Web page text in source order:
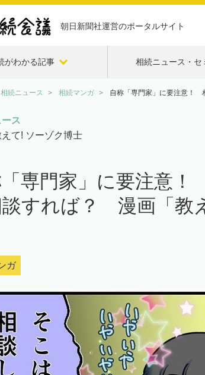
朝日新聞社運営のポータルサイト
がわかる記事 相続ニュース・セ
相続ニュース 相続マンガ 自称「専門家」に要注意！
ス
て! ソーゾク博士
「専門家」に要注意
談すれば？ 漫画「教
ガ